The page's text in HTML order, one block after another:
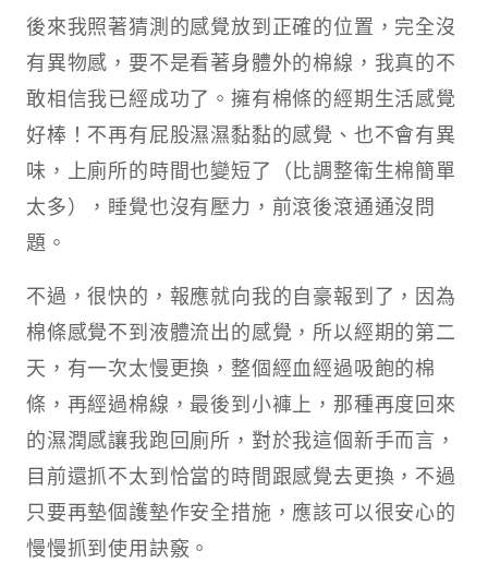
後來我照著猜測的感覺放到正確的位置，完全沒
有異物感，要不是看著身體外的棉線，我真的不
敢相信我已經成功了。擁有棉條的經期生活感覺
好棒！不再有屁股濕濕黏黏的感覺、也不會有異
味，上廁所的時間也變短了（比調整衛生棉簡單
太多），睡覺也沒有壓力，前滾後滾通通沒問
題。
不過，很快的，報應就向我的自豪報到了，因為
棉條感覺不到液體流出的感覺，所以經期的第二
天，有一次太慢更換，整個經血經過吸飽的棉
條，再經過棉線，最後到小褲上，那種再度回來
的濕潤感讓我跑回廁所，對於我這個新手而言，
目前還抓不太到恰當的時間跟感覺去更換，不過
只要再墊個護墊作安全措施，應該可以很安心的
慢慢抓到使用訣竅。